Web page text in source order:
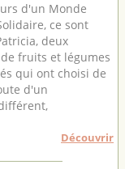
d'un Monde
ce sont
deux
fruits et légumes
qui ont choisi de
d'un
Découvrir